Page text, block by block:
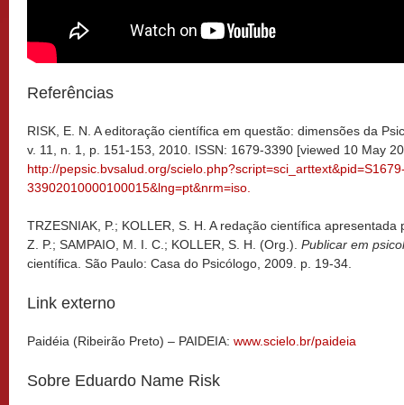
Referências
RISK, E. N. A editoração científica em questão: dimensões da
v. 11, n. 1, p. 151-153, 2010. ISSN: 1679-3390 [viewed 10 May
http://pepsic.bvsalud.org/
33902010000100015&lng=pt&nrm=iso.
TRZESNIAK, P.; KOLLER, S. H. A redação científica apresentada
Z. P.; SAMPAIO, M. I. C.; KOLLER, S. H. (Org.). Publicar em
científica. São Paulo: Casa do Psicólogo, 2009. p. 19-34.
Link externo
Paidéia (Ribeirão Preto) – PAIDEIA: www.scielo.br/paideia
Sobre Eduardo Name Risk